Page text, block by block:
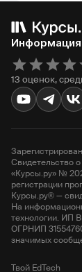
Информация
13 оценок,
Свидетельство
«Курсы.ру» №
регистрации
Курсы.ру® —
На
технологии. ИП
ОГРНИП
значимых
Твой EdTech